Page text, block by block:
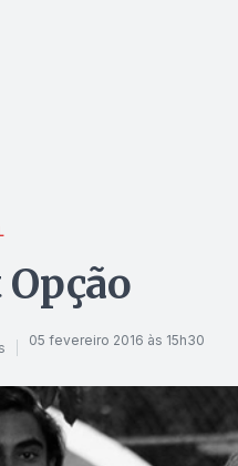
05 fevereiro 2016 às 15h30